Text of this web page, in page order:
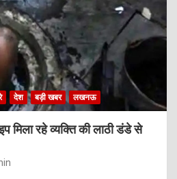
देश बड़ी खबर लखनऊ
मिला रहे व्यक्ति की लाठी डंडे से